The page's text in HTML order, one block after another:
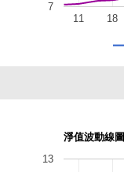
11 18
7
淨值波動線圖
13